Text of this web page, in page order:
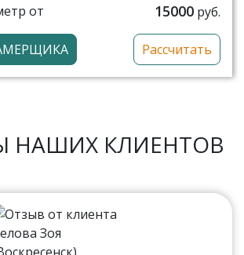
от
15000 руб.
Рассчитать
НАШИХ КЛИЕНТОВ